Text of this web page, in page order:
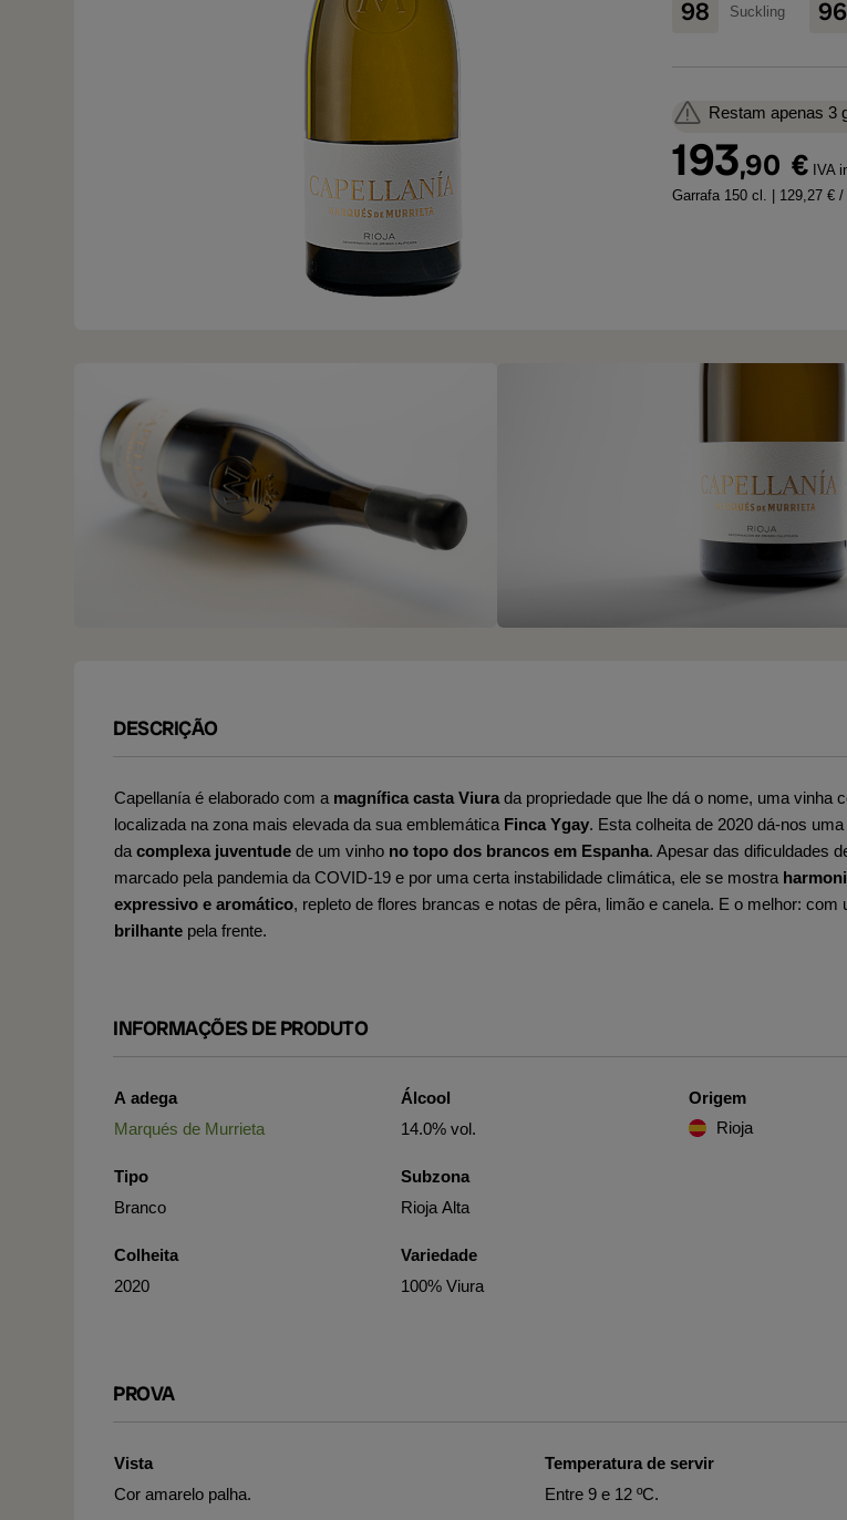
98 Suckling 96
Restam apenas 3
193,90 € IVA
Garrafa 150 cl. | 129,27 €
DESCRIÇÃO
Capellanía é elaborado com a magnífica casta Viura da propriedade que lhe dá o nome, uma vinha
localizada na zona mais elevada da sua emblemática Finca Ygay. Esta colheita de 2020 dá-nos
da complexa juventude de um vinho no topo dos brancos em Espanha. Apesar das dificuldades
marcado pela pandemia da COVID-19 e por uma certa instabilidade climática, ele se mostra
expressivo e aromático, repleto de flores brancas e notas de pêra, limão e canela. E o melhor: com
brilhante pela frente.
INFORMAÇÕES DE PRODUTO
A adega
Marqués de Murrieta
Tipo
Branco
Colheita
2020
Álcool
14.0% vol.
Subzona
Rioja Alta
Variedade
100% Viura
Origem
Rioja
PROVA
Vista
Cor amarelo palha.
Temperatura de servir
Entre 9 e 12 ºC.